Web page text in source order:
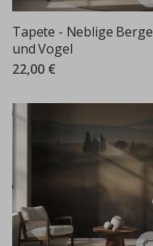
Tapete - Neblige Berge
und Vogel
22,00 €